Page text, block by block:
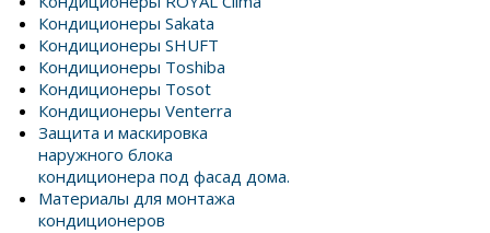
Кондиционеры Sakata
Кондиционеры SHUFT
Кондиционеры Toshiba
Кондиционеры Tosot
Кондиционеры Venterra
Защита и маскировка
наружного блока
кондиционера под фасад дома.
Материалы для монтажа
кондиционеров